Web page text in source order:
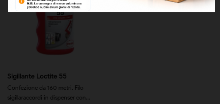
Sigillante Loctite 55
Confezione da 160 metri. Filo
sigillaraccordi in dispenser con...